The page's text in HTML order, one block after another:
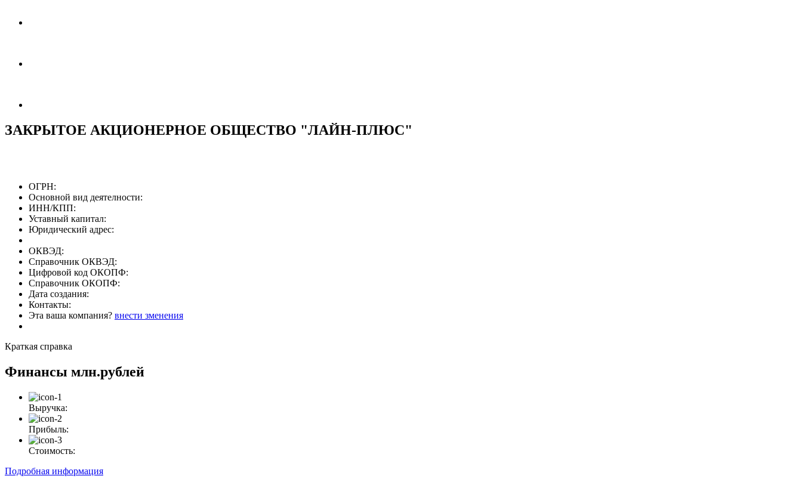
ЗАКРЫТОЕ АКЦИОНЕРНОЕ ОБЩЕСТВО "ЛАЙН-ПЛЮС"
ОГРН:
Основной вид деятелности:
ИНН/КПП:
Уставный капитал:
Юридический адрес:
ОКВЭД:
Справочник ОКВЭД:
Цифровой код ОКОПФ:
Справочник ОКОПФ:
Дата создания:
Контакты:
Эта ваша компания? внести зменения
Краткая справка
Финансы млн.рублей
Выручка:
Прибыль:
Стоимость:
Подробная информация